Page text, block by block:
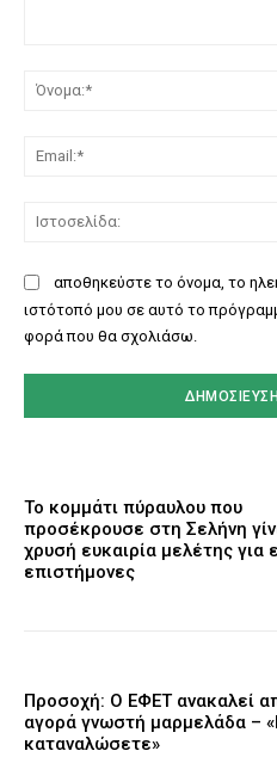
αποθηκεύστε το όνομα, το
ιστότοπό μου σε αυτό το
φορά που θα σχολιάσω.
Το κομμάτι πύραυλου που
προσέκρουσε στη Σελήνη
χρυσή ευκαιρία μελέτης για
επιστήμονες
Προσοχή: Ο ΕΦΕΤ ανακαλεί
αγορά γνωστή μαρμελάδα –
καταναλώσετε»